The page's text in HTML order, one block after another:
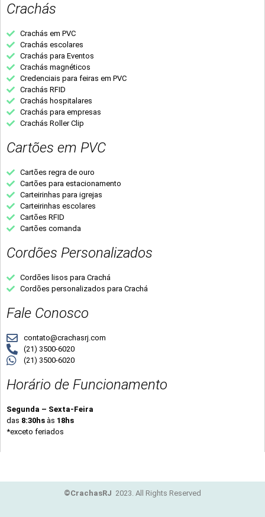
Crachás
Crachás em PVC
Crachás escolares
Crachás para Eventos
Crachás magnéticos
Credenciais para feiras em PVC
Crachás RFID
Crachás hospitalares
Crachás para empresas
Crachás Roller Clip
Cartões em PVC
Cartões regra de ouro
Cartões para estacionamento
Carteirinhas para igrejas
Carteirinhas escolares
Cartões RFID
Cartões comanda
Cordões Personalizados
Cordões lisos para Crachá
Cordões personalizados para Crachá
Fale Conosco
contato@crachasrj.com
(21) 3500-6020
(21) 3500-6020
Horário de Funcionamento
Segunda – Sexta-Feira
das 8:30hs às 18hs
*exceto feriados
©CrachasRJ 2023. All Rights Reserved